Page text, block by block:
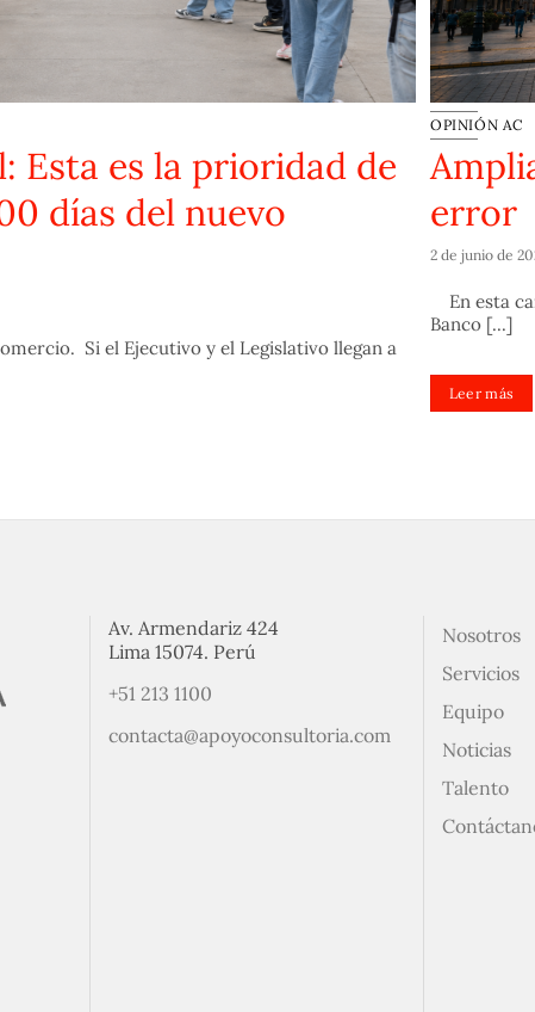
Esta es la prioridad de
días del nuevo
Si el Ejecutivo y el Legislativo llegan a
OPINIÓN AC
error
2 de junio de
En esta
Banco [...]
Leer más
Av. Armendariz 424
Lima 15074. Perú
+51 213 1100
contacta@apoyoconsultoria.com
Nosotros
Servicios
Equipo
Noticias
Talento